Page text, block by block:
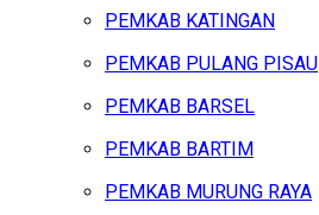
PEMKAB KATINGAN
PEMKAB PULANG PISAU
PEMKAB BARSEL
PEMKAB BARTIM
PEMKAB MURUNG RAYA